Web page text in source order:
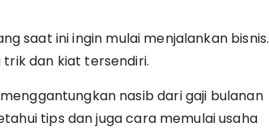
saat ini ingin mulai menjalankan bisnis.
dan kiat tersendiri.
nasib dari gaji bulanan
tips dan juga cara memulai usaha